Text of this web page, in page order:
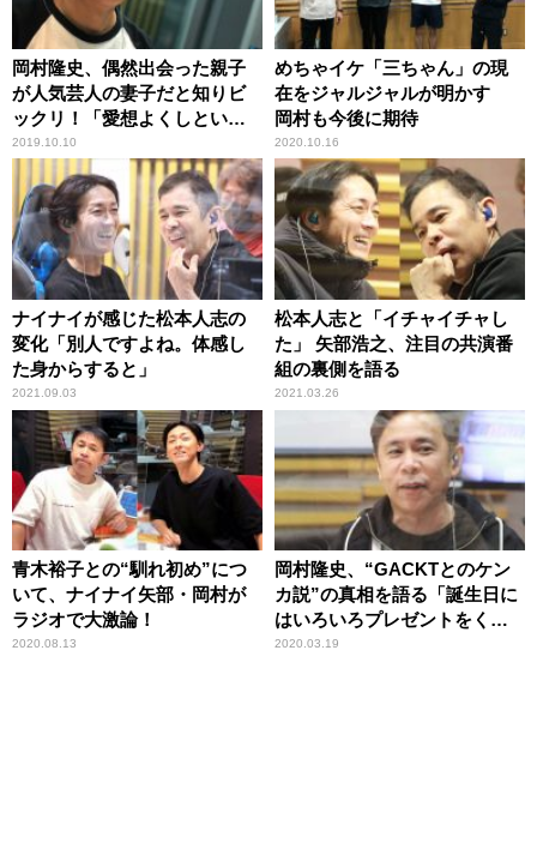
岡村隆史、偶然出会った親子
が人気芸人の妻子だと知りビ
ックリ！「愛想よくしといて
良かった」
2019.10.10
めちゃイケ「三ちゃん」の現
在をジャルジャルが明かす
岡村も今後に期待
2020.10.16
ナイナイが感じた松本人志の
変化「別人ですよね。体感し
た身からすると」
2021.09.03
松本人志と「イチャイチャし
た」 矢部浩之、注目の共演番
組の裏側を語る
2021.03.26
青木裕子との“馴れ初め”につ
いて、ナイナイ矢部・岡村が
ラジオで大激論！
2020.08.13
岡村隆史、“GACKTとのケン
カ説”の真相を語る「誕生日に
はいろいろプレゼントをくれ
る」
2020.03.19